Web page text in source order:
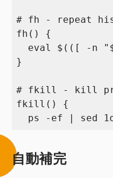
# fh - repeat
fh() {
eval $(([ -n
}
# fkill - kill
fkill() {
自動補完